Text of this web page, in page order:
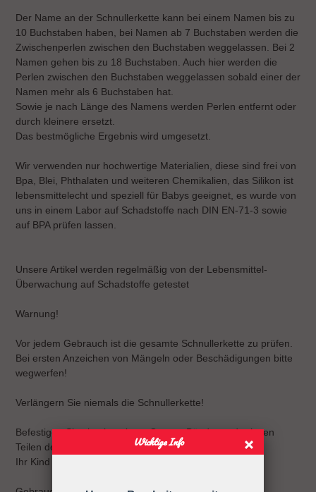
Der Name an der Schnullerkette kann bei einem Namen bis zu
10 Buchstaben haben, bei Namen ab 7 Buchstaben werden die
Zwischenperlen zwischen den Buchstaben weggelassen. Bei 2
Namen gehen bis zu 18 Buchstaben. Auch hier werden die
Perlen zwischen den Buchstaben weggelassen sobald einer der
Namen mehr als 6 Buchstaben hat.
Sowie je nach Länge des Namens werden Perlen entfernt oder
durch kleinere ersetzt.
Das bestmögliche Ergebnis wird umgesetzt.
Wir verwenden nur hochwertige Materialien, diese sind frei von
Bpa, Blei, Phthalaten und weiteren Chemikalien, das Silikon ist
lebensmittelecht und speziell für Babys geeignet, es wurde von
uns in einem Labor auf Schadstoffe nach DIN EN-71-3 sowie
auf BPA prüfen lassen.
Unsere Artikel werden regelmäßig von der Lebensmittel-
Überwachung auf Schadstoffe getestet
Warnung!
Vor jedem Gebrauch ist die gesamte Schnullerkette zu prüfen.
Bei ersten Anzeichen von Mängeln oder Beschädigungen bitte
wegwerfen!
Verlängern Sie niemals die Schnullerkette!
Befestigen Sie sie niemals an Gurten, Bändern oder losen
Teilen der Kleidung.
Ihr Kind kann sich strangulieren.
Wichtige Info